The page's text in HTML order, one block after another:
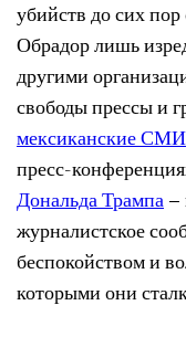
убийств до сих
Обрадор лишь
другими
свободы прессы и
мексиканские СМИ
пресс-
Дональда Трампа–
журналистское
беспокойством и
которыми они